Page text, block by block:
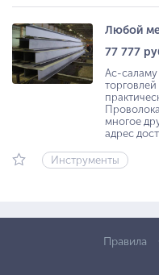
Любой
77 777
Ас-
многое
адрес
Инструменты
Правила